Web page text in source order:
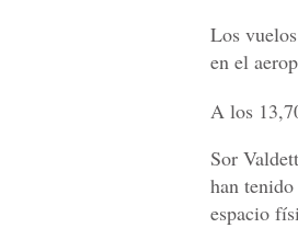
Los
en el
A los
Sor
han
espacio